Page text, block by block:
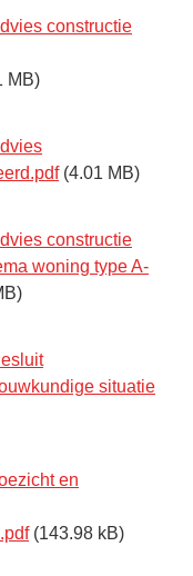
constructie
MB)
(4.01 MB)
constructie
woning type A-
situatie
en
(143.98 kB)